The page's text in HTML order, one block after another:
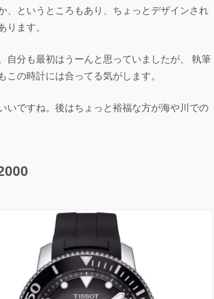
、というところもあり、ちょっとデザインされ
ります。
自分も最初はうーんと思っていましたが、 執筆
の時計には合ってる気がします。
いですね。後はちょっと裕福な方が海や川での